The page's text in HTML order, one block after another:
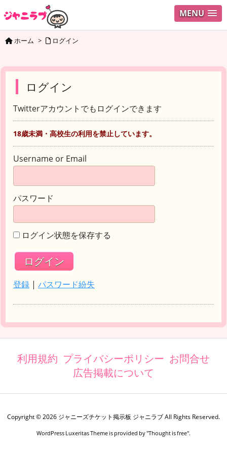
MENU
ホーム > ログイン
ログイン
Twitterアカウントでもログインできます
18歳未満・高校生の利用を禁止しています。
Username or Email
パスワード
ログイン状態を保存する
登録 | パスワード紛失
利用規約 プライバシーポリシー お問合せ
広告掲載について
Copyright ©2026 ジャニーズチケット掲示板 ジャニラブAll Rights Reserved.
WordPress Luxeritas Theme is provided by "Thought is free".